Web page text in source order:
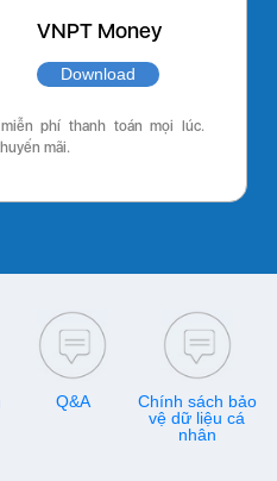
VNPT Money
Download
phí thanh toán mọi lúc.
mãi.
Q&A
Chính sách bảo
vệ dữ liệu cá
nhân